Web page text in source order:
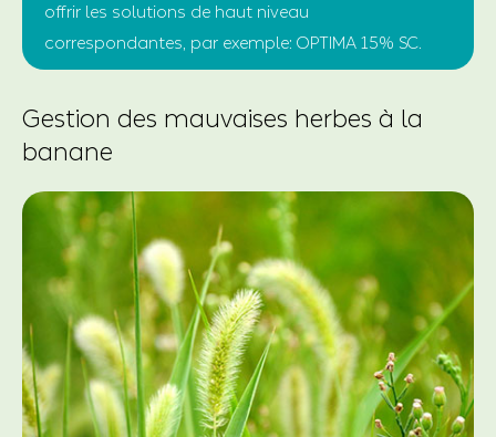
offrir les solutions de haut niveau
correspondantes, par exemple: OPTIMA 15% SC.
Gestion des mauvaises herbes à la
banane